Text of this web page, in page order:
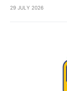
29 JULY 2026